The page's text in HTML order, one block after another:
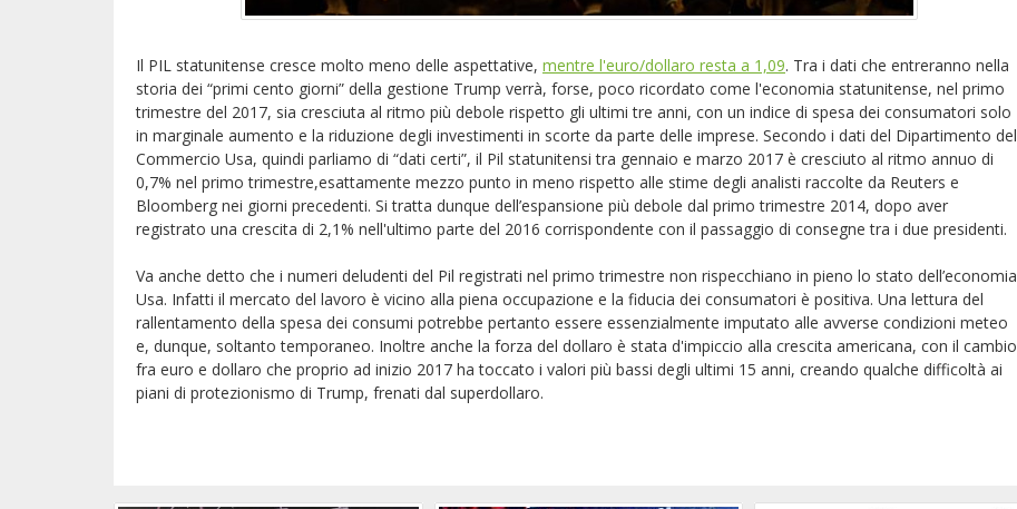
Il PIL statunitense cresce molto meno delle aspettative, mentre l'euro/dollaro resta a 1,09. Tra i dati che entreranno nella
storia dei “primi cento giorni” della gestione Trump verrà, forse, poco ricordato come l'economia statunitense, nel primo
trimestre del 2017, sia cresciuta al ritmo più debole rispetto gli ultimi tre anni, con un indice di spesa dei consumatori solo
in marginale aumento e la riduzione degli investimenti in scorte da parte delle imprese. Secondo i dati del Dipartimento del
Commercio Usa, quindi parliamo di “dati certi”, il Pil statunitensi tra gennaio e marzo 2017 è cresciuto al ritmo annuo di
0,7% nel primo trimestre,esattamente mezzo punto in meno rispetto alle stime degli analisti raccolte da Reuters e
Bloomberg nei giorni precedenti. Si tratta dunque dell’espansione più debole dal primo trimestre 2014, dopo aver
registrato una crescita di 2,1% nell'ultimo parte del 2016 corrispondente con il passaggio di consegne tra i due presidenti.
Va anche detto che i numeri deludenti del Pil registrati nel primo trimestre non rispecchiano in pieno lo stato dell’economia
Usa. Infatti il mercato del lavoro è vicino alla piena occupazione e la fiducia dei consumatori è positiva. Una lettura del
rallentamento della spesa dei consumi potrebbe pertanto essere essenzialmente imputato alle avverse condizioni meteo
e, dunque, soltanto temporaneo. Inoltre anche la forza del dollaro è stata d'impiccio alla crescita americana, con il cambio
fra euro e dollaro che proprio ad inizio 2017 ha toccato i valori più bassi degli ultimi 15 anni, creando qualche difficoltà ai
piani di protezionismo di Trump, frenati dal superdollaro.